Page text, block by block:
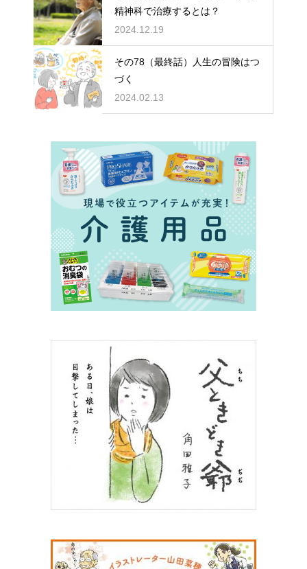
精神科で治療するとは？
2024.12.19
その78（最終話）人生の冒険はつ
づく
2024.02.13